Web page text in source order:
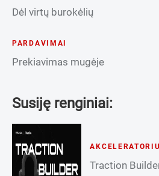
Dėl virtų burokėlių
PARDAVIMAI
Prekiavimas mugėje
Susiję renginiai:
Traction